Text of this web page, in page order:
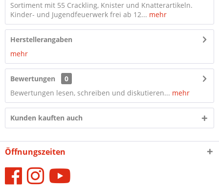
Sortiment mit 55 Crackling, Knister und Knatterartikeln.
Kinder- und Jugendfeuerwerk frei ab 12... mehr
Herstellerangaben
mehr
Bewertungen
0
Bewertungen lesen, schreiben und diskutieren... mehr
Kunden kauften auch
Öffnungszeiten